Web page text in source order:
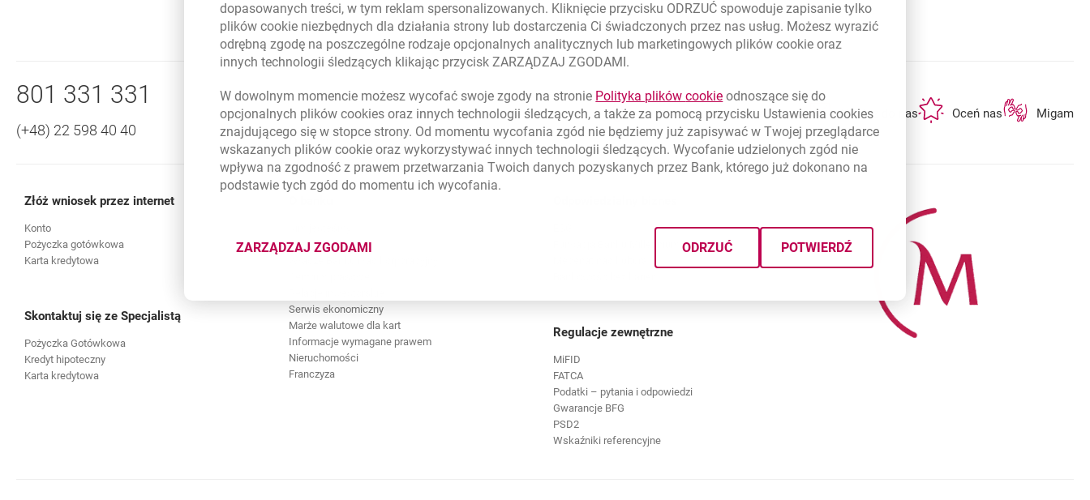
Nawigacja dolna
Zadzwoń do nas
801 331 331
(+48) 22 598 40 40
Znajdź placówkę lub bankomatotwiera się w nowej karcie
Napisz do nasotwiera się w nowej karcie
Oceń nasotwiera się w
Migam
Złóż wniosek przez internet
Konto
Pożyczka gotówkowa
Karta kredytowa
Skontaktuj się ze Specjalistą
Pożyczka Gotówkowa
Kredyt hipoteczny
Karta kredytowa
Kariera
Serwis ekonomiczny
Marże walutowe dla kart
Informacje wymagane prawem
Nieruchomości
Franczyza
Regulacje zewnętrzne
MiFID
FATCA
Podatki – pytania i odpowiedzi
Gwarancje BFG
PSD2
Wskaźniki referencyjne
dopasowanych treści, w tym reklam spersonalizowanych. Kliknięcie przycisku ODRZUĆ spowoduje zapisanie tylko
plikówcookie niezbędnych dla działania strony lub dostarczenia Ci świadczonych przez nas usług. Możesz wyrazić
odrębną zgodę na poszczególne rodzaje opcjonalnych analitycznych lub marketingowych plikówcookie oraz
innych technologii śledzących klikając przycisk ZARZĄDZAJ ZGODAMI.
W dowolnym momencie możesz wycofać swoje zgody na stronie Polityka plikówcookielink otwiera się w nowym oknie
odnoszące się do
opcjonalnych plikówcookies oraz innych technologii śledzących, a także za pomocą przycisku Ustawieniacookies
znajdującego się w stopce strony. Od momentu wycofania zgód nie będziemy już zapisywać w Twojej przeglądarce
wskazanych plikówcookie oraz wykorzystywać innych technologii śledzących. Wycofanie udzielonych zgód nie
wpływa na zgodność z prawem przetwarzania Twoich danych pozyskanych przez Bank, którego już dokonano na
podstawie tych zgód do momentu ich wycofania.
ZARZĄDZAJ ZGODAMI
DOTYCZĄCYMI PLIKÓW
ODRZUĆ POTWIERDŹ